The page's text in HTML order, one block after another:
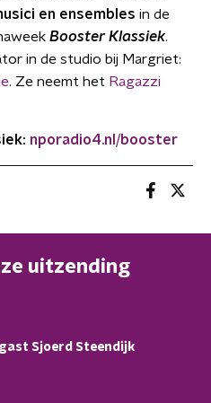
en ensembles in de
Booster Klassiek.
in de studio bij Margriet:
. Ze neemt het Ragazzi
nporadio4.nl/booster
uitzending
Sjoerd Steendijk